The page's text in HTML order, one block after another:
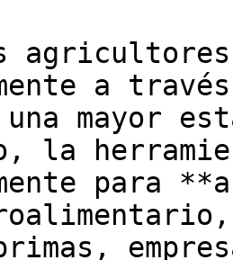
a
mayor
la
para